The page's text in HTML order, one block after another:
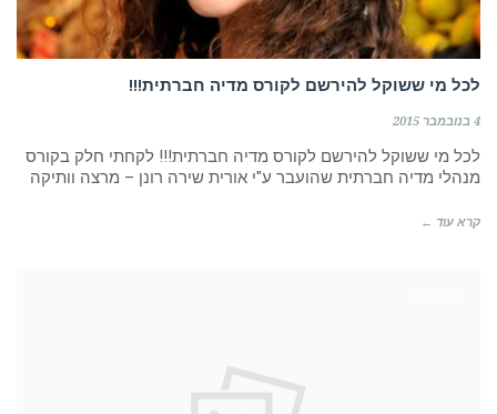
לכל מי ששוקל להירשם לקורס מדיה חברתית!!!
4 בנובמבר 2015
לכל מי ששוקל להירשם לקורס מדיה חברתית!!! לקחתי חלק בקורס
מנהלי מדיה חברתית שהועבר ע"י אורית שירה רונן – מרצה וותיקה
קרא עוד ←